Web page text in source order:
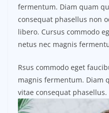
fermentum. Diam quam
consequat phasellus non
libero. Cursus commodo
netus nec magnis
Rsus commodo eget
magnis fermentum. Diam
vitae consequat phasellus.